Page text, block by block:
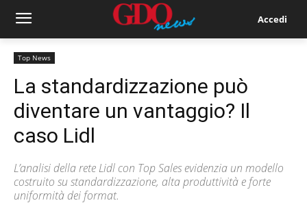
Accedi
Top News
La standardizzazione può
diventare un vantaggio? Il
caso Lidl
L’analisi della rete Lidl con Top Sales evidenzia un modello
costruito su standardizzazione, alta produttività e forte
uniformità dei format.